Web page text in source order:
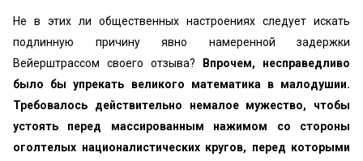
Не в этих ли общественных настроениях следует искать
подлинную причину явно намеренной задержки
Вейерштрассом своего отзыва?
Впрочем, несправедливо
было бы упрекать великого математика в малодушии.
Требовалось действительно немалое мужество, чтобы
устоять перед массированным нажимом со стороны
огол­телых националистических кругов, перед которыми